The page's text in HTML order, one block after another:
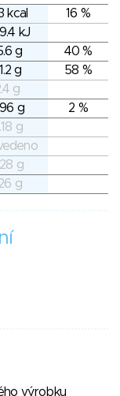
kcal
16 %
kJ
g
40 %
g
58 %
g
g
2 %
g
g
g
výrobku